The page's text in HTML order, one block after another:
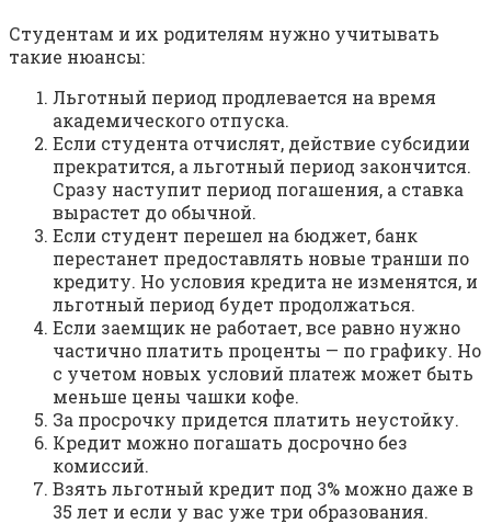
Студентам и их родителям нужно учитывать
такие нюансы:
Льготный период продлевается на время
академического отпуска.
Если студента отчислят, действие субсидии
прекратится, а льготный период закончится.
Сразу наступит период погашения, а ставка
вырастет до обычной.
Если студент перешел на бюджет, банк
перестанет предоставлять новые транши по
кредиту. Но условия кредита не изменятся, и
льготный период будет продолжаться.
Если заемщик не работает, все равно нужно
частично платить проценты — по графику. Но
с учетом новых условий платеж может быть
меньше цены чашки кофе.
За просрочку придется платить неустойку.
Кредит можно погашать досрочно без
комиссий.
Взять льготный кредит под 3% можно даже в
35 лет и если у вас уже три образования.